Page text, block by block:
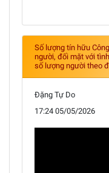
Số lượng tín hữu
người, đối mặt với
số lượng người theo
Đặng Tự Do
17:24 05/05/2026